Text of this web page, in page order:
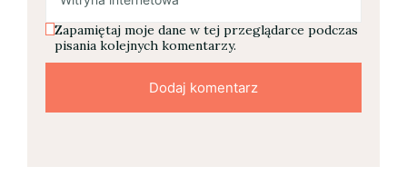
Zapamiętaj moje dane w tej przeglądarce podczas
pisania kolejnych komentarzy.